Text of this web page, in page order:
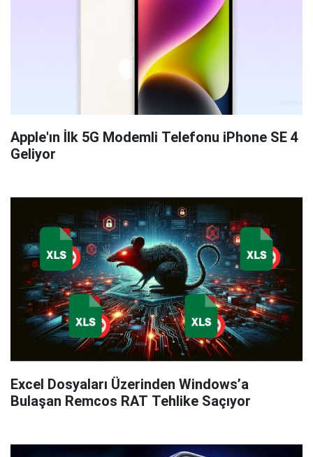
Apple'ın İlk 5G Modemli Telefonu iPhone SE 4
Geliyor
Excel Dosyaları Üzerinden Windows’a
Bulaşan Remcos RAT Tehlike Saçıyor